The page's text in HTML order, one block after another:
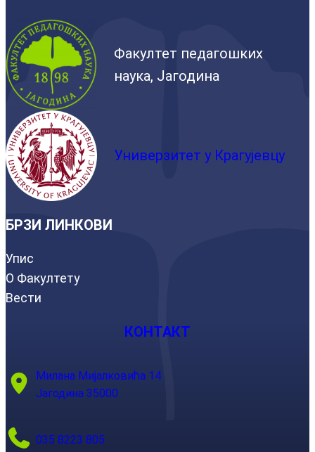
Факултет педагошких
наука, Јагодина
Универзитет у Крагујевцу
БРЗИ ЛИНКОВИ
Упис
О Факултету
Вести
КОНТАКТ
Милана Мијалковића 14
Јагодина 35000
035 8223 805